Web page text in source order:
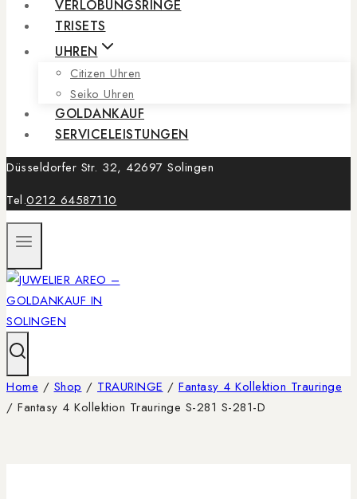
VERLOBUNGSRINGE
TRISETS
UHREN
Citizen Uhren
Seiko Uhren
GOLDANKAUF
SERVICELEISTUNGEN
Düsseldorfer Str. 32, 42697 Solingen
Tel.0212 64587110
Home / Shop / TRAURINGE / Fantasy 4 Kollektion Trauringe
/ Fantasy 4 Kollektion Trauringe S-281 S-281-D